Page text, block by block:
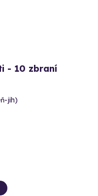
- 10 zbraní
jih)